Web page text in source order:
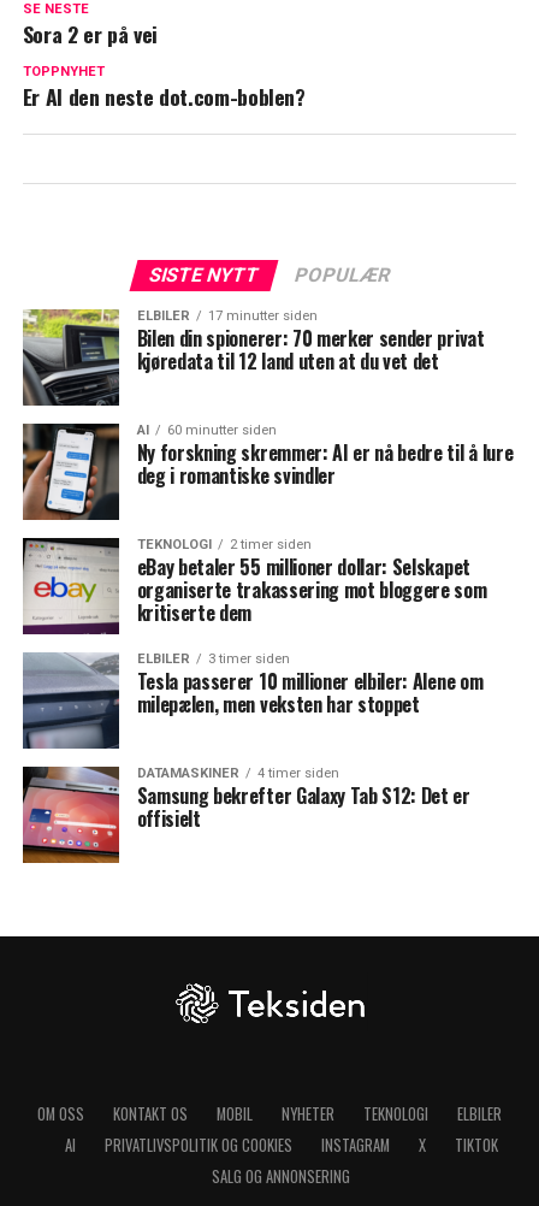
SE NESTE
Sora 2 er på vei
TOPPNYHET
Er AI den neste dot.com-boblen?
SISTE NYTT POPULÆR
ELBILER 17 minutter siden
Bilen din spionerer: 70 merker sender privat
kjøredata til 12 land uten at du vet det
AI 60 minutter siden
Ny forskning skremmer: AI er nå bedre til å lure
deg i romantiske svindler
TEKNOLOGI 2 timer siden
eBay betaler 55 millioner dollar: Selskapet
organiserte trakassering mot bloggere som
kritiserte dem
ELBILER 3 timer siden
Tesla passerer 10 millioner elbiler: Alene om
milepælen, men veksten har stoppet
DATAMASKINER 4 timer siden
Samsung bekrefter Galaxy Tab S12: Det er
offisielt
OM OSS KONTAKT OS MOBIL NYHETER TEKNOLOGI
ELBILER
AI
PRIVATLIVSPOLITIK OG COOKIES INSTAGRAM X
TIKTOK
SALG OG ANNONSERING